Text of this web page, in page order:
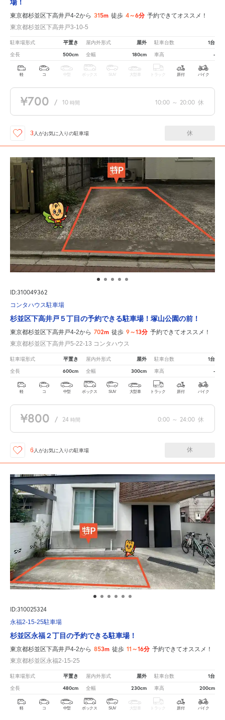
場！
東京都杉並区下高井戸4-2から 315m 徒歩 4～6分 予約できてオススメ！
東京都杉並区下高井戸3-10-5
駐車場形式 平置き 屋内外形式 屋外 駐車台数 1台
全長 500cm 全幅 180cm 車高 -
軽 コ 中型 ボックス SUV 大型車 トラック 原付 バイク
¥700 / 10 時間 10:00 ～ 20:00 休
3人がお気に入りの駐車場 休
ID:310049362
コンタハウス駐車場
杉並区下高井戸５丁目の予約できる駐車場！塚山公園の前！
東京都杉並区下高井戸4-2から 702m 徒歩 9～13分 予約できてオススメ！
東京都杉並区下高井戸5-22-13 コンタハウス
駐車場形式 平置き 屋内外形式 屋外 駐車台数 1台
全長 600cm 全幅 300cm 車高 -
軽 コ 中型 ボックス SUV 大型車 トラック 原付 バイク
¥800 / 24 時間 0:00 ～ 24:00 休
6 人がお気に入りの駐車場 休
ID:310025324
永福2-15-25駐車場
杉並区永福２丁目の予約できる駐車場！
東京都杉並区下高井戸4-2から 853m 徒歩 11～16分 予約できてオススメ！
東京都杉並区永福2-15-25
駐車場形式 平置き 屋内外形式 屋外 駐車台数 1台
全長 480cm 全幅 230cm 車高 200cm
軽 コ 中型 ボックス SUV 大型車 トラック 原付 バイク